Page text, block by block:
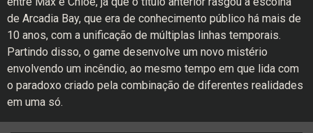
de Arcadia Bay, que era de conhecimento público há mais de
10 anos, com a unificação de múltiplas linhas temporais.
Partindo disso, o game desenvolve um novo mistério
envolvendo um incêndio, ao mesmo tempo em que lida com
o paradoxo criado pela combinação de diferentes realidades
em uma só.